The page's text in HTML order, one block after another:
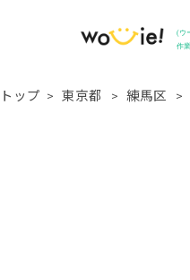
トップ 東京都 練馬区